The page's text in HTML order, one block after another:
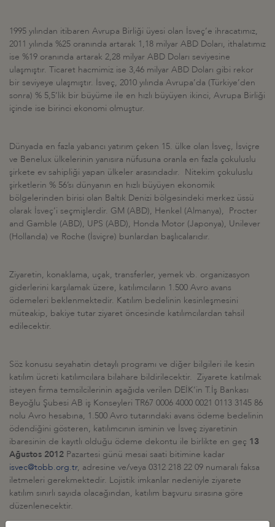
1995 yılından itibaren Avrupa Birliği üyesi olan İsveç’e ihracatımız,
2011 yılında %25 oranında artarak 1,18 milyar ABD Doları, ithalatımız
ise %19 oranında artarak 2,28 milyar ABD Doları seviyesine
ulaşmıştır. Ticaret hacmimiz ise 3,46 milyar ABD Doları gibi rekor
bir seviyeye ulaşmıştır. İsveç, 2010 yılında Avrupa’da (Türkiye’den
sonra) % 5,5’lik bir büyüme ile en hızlı büyüyen ikinci, Avrupa Birliği
içinde ise birinci ekonomi olmuştur.
Dünyada en fazla yabancı yatırım çeken 15. ülke olan İsveç, İsviçre
ve Benelux ülkelerinin yanısıra nüfusuna oranla en fazla çokuluslu
şirkete ev sahipliği yapan ülkeler arasındadır. Nitekim çokuluslu
şirketlerin % 56’sı dünyanın en hızlı büyüyen ekonomik
bölgelerinden birisi olan Baltık Denizi bölgesindeki merkez üssü
olarak İsveç’i seçmişlerdir. GM (ABD), Henkel (Almanya), Procter
and Gamble (ABD), UPS (ABD), Honda Motor (Japonya), Unilever
(Hollanda) ve Roche (İsviçre) bunlardan başlıcalarıdır.
Ziyaretin, konaklama, uçak, transferler, yemek vb. organizasyon
giderlerini karşılamak üzere, katılımcıların 1.500 Avro avans
ödemeleri beklenmektedir. Katılım bedelinin kesinleşmesini
müteakip, bakiye tutar ziyaret öncesinde katılımcılardan tahsil
edilecektir.
Söz konusu seyahatin detaylı programı ve diğer bilgileri ile kesin
katılım ücreti katılımcılara bilahare bildirilecektir. Ziyarete katılmak
isteyen firma temsilcilerinin aşağıda verilen DEİK’in T.İş Bankası
Beyoğlu Şubesi AB iş Konseyleri TR67 0006 4000 0021 0113 3145 86
nolu Avro hesabına, 1.500 Avro tutarındaki avans ödeme bedelinin
ödendiğini gösteren, katılımcının isminin ve İsveç ziyaretinin
ibaresinin de kayıtlı olduğu ödeme dekontu ile birlikte en geç 13
Ağustos 2012 Pazartesi günü mesai saati bitimine kadar
isvec@tobb.org.tr, adresine ve/veya 0312 218 22 09 numaralı faksa
iletmeleri gerekmektedir. Lojistik imkanlar nedeniyle ziyarete
katılım sınırlı sayıda olacağından, katılım başvuru sırasına göre
düzenlenecektir.